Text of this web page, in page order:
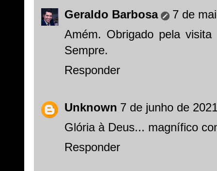
Geraldo Barbosa
7 de
Amém. Obrigado pela
Sempre.
Responder
Unknown 7 de junho de
Glória à Deus... magnífico
Responder